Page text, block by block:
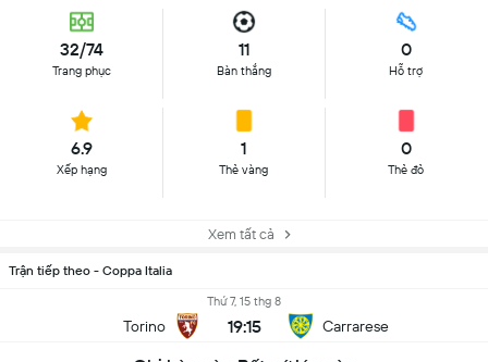
32/74
Trang phục
11
Bàn thắng
0
Hỗ trợ
6.9
Xếp hạng
1
Thẻ vàng
0
Thẻ đỏ
Xem tất cả
Trận tiếp theo - Coppa Italia
Torino
Thứ 7, 15 thg 8
19:15 Carrarese